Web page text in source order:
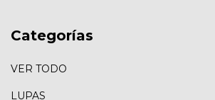
Categorías
VER TODO
LUPAS